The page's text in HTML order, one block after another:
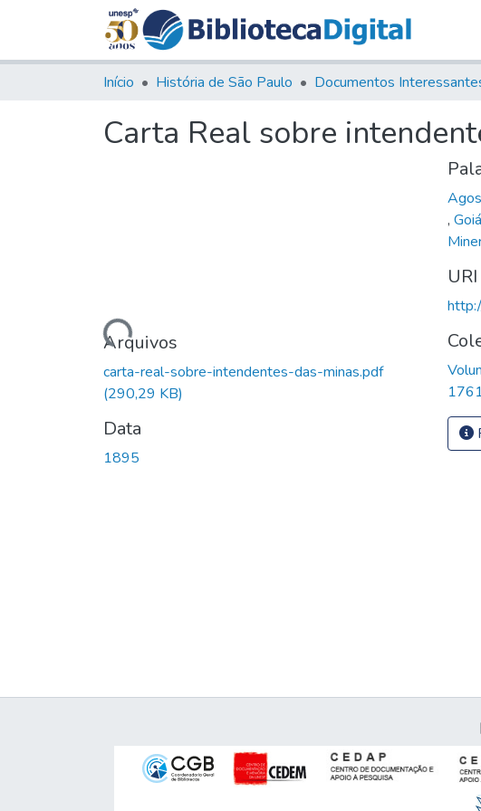
Início História de São Paulo Documentos
Carta Real sobre
Carregando...Arquivos
carta-real-sobre-intendentes-das-minas.pdf
(290,29 KB)
Data
1895
,
URI